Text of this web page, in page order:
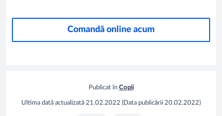
Comandă online acum
Publicat în Copii
Ultima dată actualizată 21.02.2022 (Data publicării 20.02.2022)